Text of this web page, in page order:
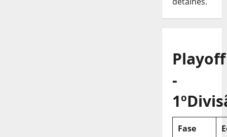
Playoff
-
Fase